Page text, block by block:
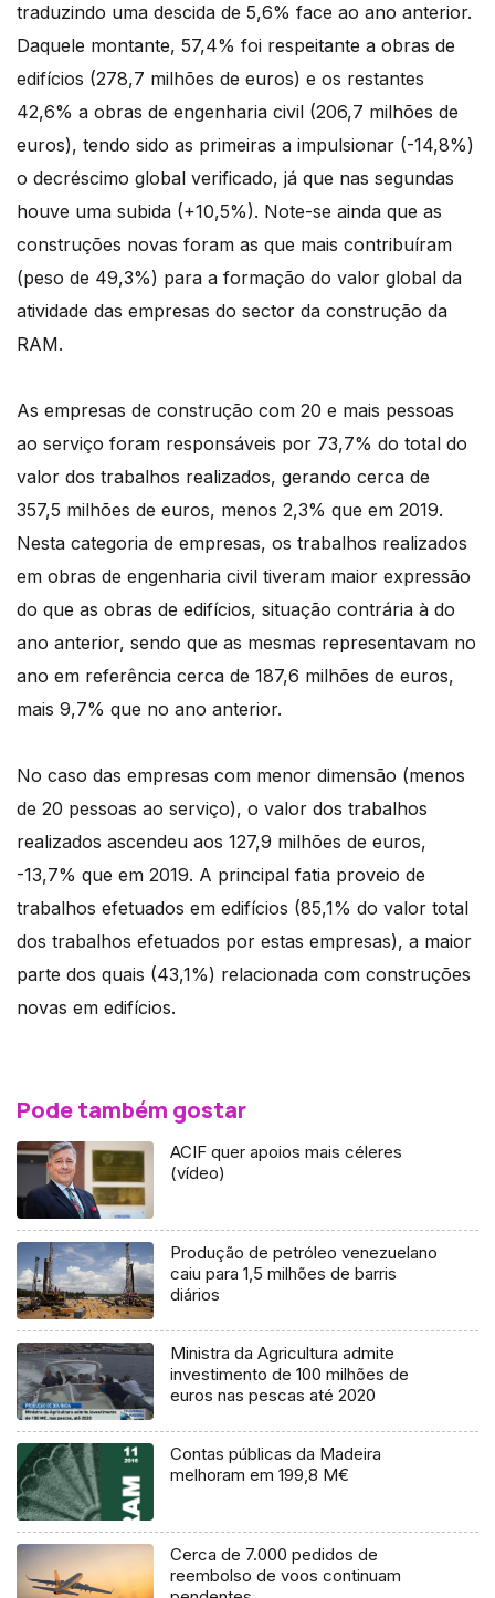
traduzindo uma descida de 5,6% face ao ano anterior.
Daquele montante, 57,4% foi respeitante a obras de
edifícios (278,7 milhões de euros) e os restantes
42,6% a obras de engenharia civil (206,7 milhões de
euros), tendo sido as primeiras a impulsionar (-14,8%)
o decréscimo global verificado, já que nas segundas
houve uma subida (+10,5%). Note-se ainda que as
construções novas foram as que mais contribuíram
(peso de 49,3%) para a formação do valor global da
atividade das empresas do sector da construção da
RAM.
As empresas de construção com 20 e mais pessoas
ao serviço foram responsáveis por 73,7% do total do
valor dos trabalhos realizados, gerando cerca de
357,5 milhões de euros, menos 2,3% que em 2019.
Nesta categoria de empresas, os trabalhos realizados
em obras de engenharia civil tiveram maior expressão
do que as obras de edifícios, situação contrária à do
ano anterior, sendo que as mesmas representavam no
ano em referência cerca de 187,6 milhões de euros,
mais 9,7% que no ano anterior.
No caso das empresas com menor dimensão (menos
de 20 pessoas ao serviço), o valor dos trabalhos
realizados ascendeu aos 127,9 milhões de euros,
-13,7% que em 2019. A principal fatia proveio de
trabalhos efetuados em edifícios (85,1% do valor total
dos trabalhos efetuados por estas empresas), a maior
parte dos quais (43,1%) relacionada com construções
novas em edifícios.
Pode também gostar
ACIF quer apoios mais céleres
(vídeo)
Produção de petróleo venezuelano
caiu para 1,5 milhões de barris
diários
Ministra da Agricultura admite
investimento de 100 milhões de
euros nas pescas até 2020
Contas públicas da Madeira
melhoram em 199,8 M€
Cerca de 7.000 pedidos de
reembolso de voos continuam